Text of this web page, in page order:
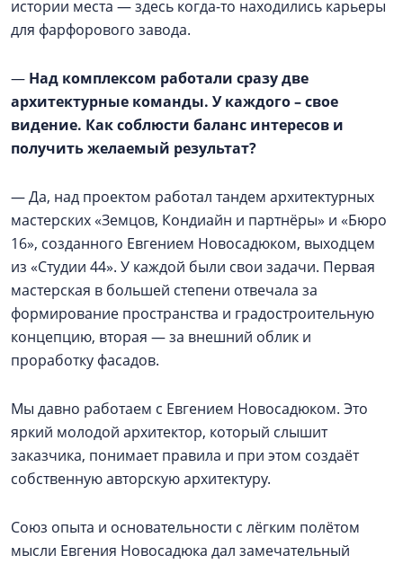
истории места — здесь когда-то находились карьеры
для фарфорового завода.
— Над комплексом работали сразу две
архитектурные команды. У каждого – свое
видение. Как соблюсти баланс интересов и
получить желаемый результат?
— Да, над проектом работал тандем архитектурных
мастерских «Земцов, Кондиайн и партнёры» и «Бюро
16», созданного Евгением Новосадюком, выходцем
из «Студии 44». У каждой были свои задачи. Первая
мастерская в большей степени отвечала за
формирование пространства и градостроительную
концепцию, вторая — за внешний облик и
проработку фасадов.
Мы давно работаем с Евгением Новосадюком. Это
яркий молодой архитектор, который слышит
заказчика, понимает правила и при этом создаёт
собственную авторскую архитектуру.
Союз опыта и основательности с лёгким полётом
мысли Евгения Новосадюка дал замечательный